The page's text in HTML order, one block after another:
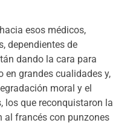
esos médicos,
dependientes de
dando la cara para
en grandes cualidades y,
moral y el
los que reconquistaron la
al francés con punzones